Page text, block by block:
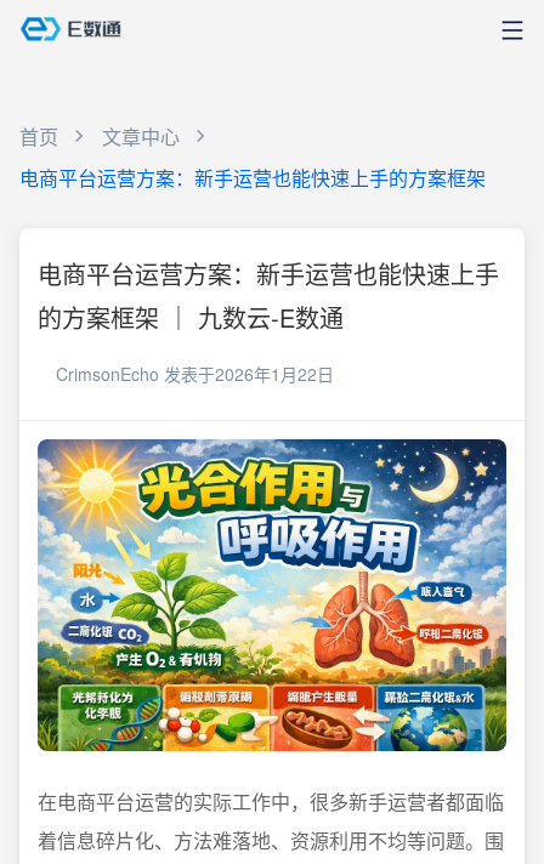
首页
文章中心
电商平台运营方案：新手运营也能快速上手的方案框架
电商平台运营方案：新手运营也能快速上手
的方案框架 ｜ 九数云-E数通
CrimsonEcho 发表于2026年1月22日
在电商平台运营的实际工作中，很多新手运营者都面临
着信息碎片化、方法难落地、资源利用不均等问题。围